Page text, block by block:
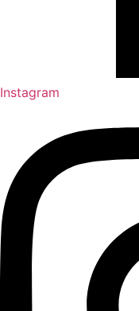
Instagram